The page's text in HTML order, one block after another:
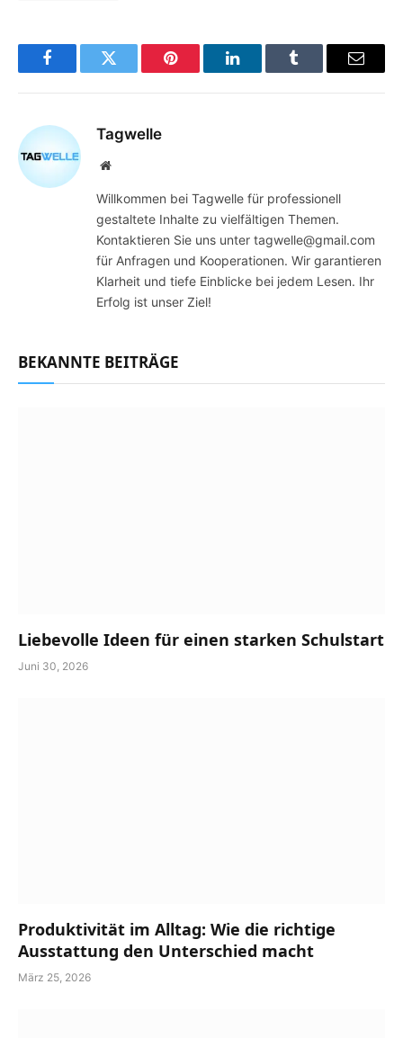
FacebookTwitter Pinterest LinkedInTumblr Email
Tagwelle
Website
Willkommen bei Tagwelle für professionell
gestaltete Inhalte zu vielfältigen Themen.
Kontaktieren Sie uns unter tagwelle@gmail.com
für Anfragen und Kooperationen. Wir garantieren
Klarheit und tiefe Einblicke bei jedem Lesen. Ihr
Erfolg ist unser Ziel!
BEKANNTE BEITRÄGE
Liebevolle Ideen für einen starken Schulstart
Juni 30, 2026
Produktivität im Alltag: Wie die richtige
Ausstattung den Unterschied macht
März 25, 2026